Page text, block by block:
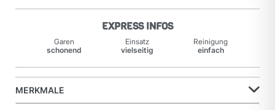
EXPRESS INFOS
Garen
schonend
Einsatz
vielseitig
Reinigung
einfach
MERKMALE